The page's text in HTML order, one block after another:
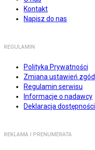
Kontakt
Napisz do nas
REGULAMIN
Polityka Prywatności
Zmiana ustawień zgód
Regulamin serwisu
Informacje o nadawcy
Deklaracja dostępności
REKLAMA I PRENUMERATA